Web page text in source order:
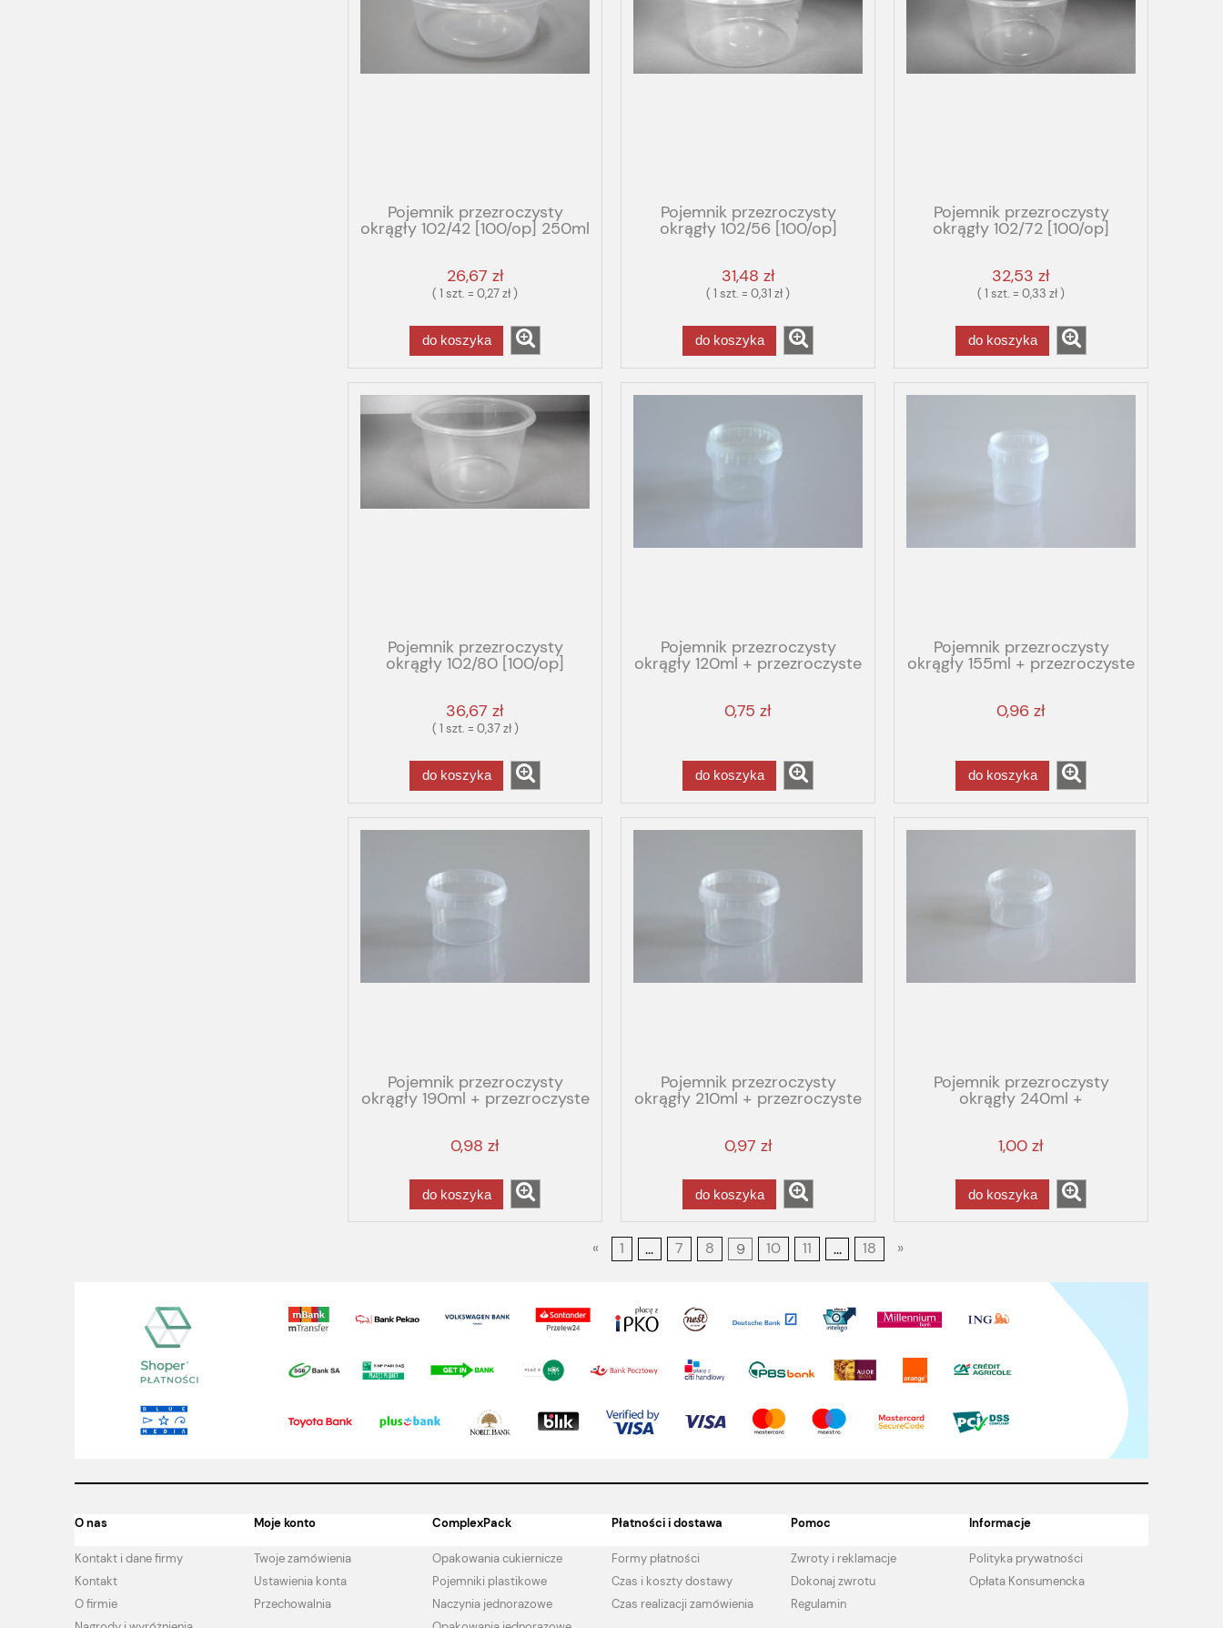
Pojemnik przezroczysty
okrągły 102/42 [100/op] 250ml
PP Wielorazowy
26,67 zł
( 1 szt. = 0,27 zł )
do koszyka
Pojemnik przezroczysty
okrągły 102/56 [100/op]
31,48 zł
( 1 szt. = 0,31 zł )
do koszyka
Pojemnik przezroczysty
okrągły 102/72 [100/op]
32,53 zł
( 1 szt. = 0,33 zł )
do koszyka
Pojemnik przezroczysty
okrągły 102/80 [100/op]
36,67 zł
( 1 szt. = 0,37 zł )
do koszyka
Pojemnik przezroczysty
okrągły 120ml + przezroczyste
wieko
0,75 zł
do koszyka
Pojemnik przezroczysty
okrągły 155ml + przezroczyste
wieko
0,96 zł
do koszyka
Pojemnik przezroczysty
okrągły 190ml + przezroczyste
wieko
0,98 zł
do koszyka
Pojemnik przezroczysty
okrągły 210ml + przezroczyste
wieko
0,97 zł
do koszyka
Pojemnik przezroczysty
okrągły 240ml +
przezroczyste wieko
1,00 zł
do koszyka
« 1 ... 7 8 9 10 11 ... 18 »
O nas
Kontakt i dane firmy
Kontakt
O firmie
Moje konto
Twoje zamówienia
Ustawienia konta
Przechowalnia
ComplexPack
Opakowania cukiernicze
Pojemniki plastikowe
Naczynia jednorazowe
Płatności i dostawa
Formy płatności
Czas i koszty dostawy
Czas realizacji zamówienia
Pomoc
Zwroty i reklamacje
Dokonaj zwrotu
Regulamin
Informacje
Polityka prywatności
Opłata Konsumencka